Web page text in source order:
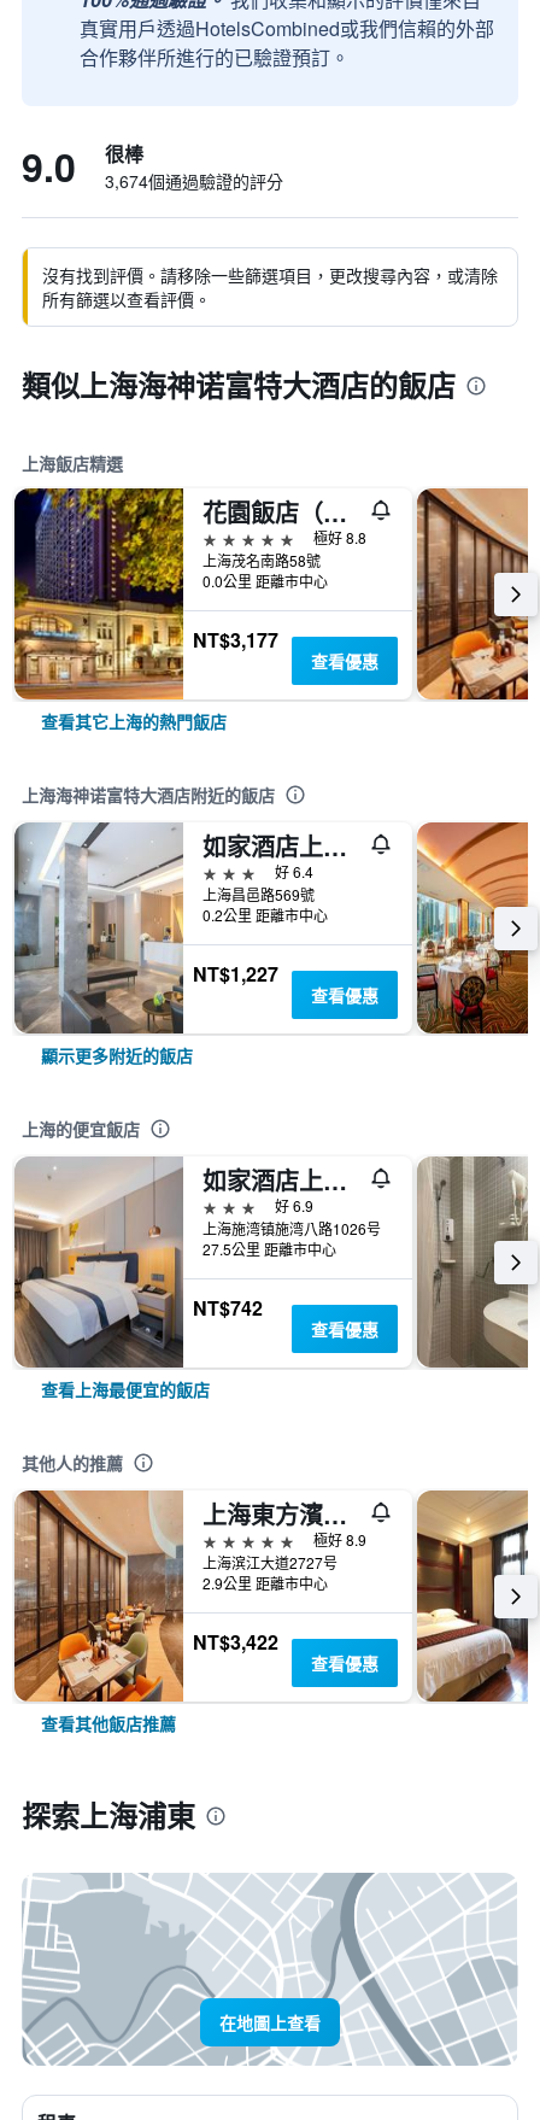
真實用戶透過HotelsCombined或我們信賴的外部
合作夥伴所進行的已驗證預訂。
9.0 很棒
3,674個通過驗證的評分
沒有找到評價。請移除一些篩選項目，更改搜尋內容，或清除
所有篩選以查看評價。
類似上海海神诺富特大酒店的飯店
上海飯店精選
花園飯店（上海）
5星級
極好 8.8
上海茂名南路58號
0.0公里 距離市中心
NT$3,177
查看優惠
查看其它上海的熱門飯店
上海海神诺富特大酒店附近的飯店
如家酒店上海陸家嘴東方明珠浦東大道地鐵站店
3星級
好 6.4
上海昌邑路569號
0.2公里 距離市中心
NT$1,227
查看優惠
顯示更多附近的飯店
上海的便宜飯店
如家酒店上海浦东机场自由贸易区店
3星級
好 6.9
上海施湾镇施湾八路1026号
27.5公里 距離市中心
NT$742
查看優惠
查看上海最便宜的飯店
其他人的推薦
上海東方濱江大酒店（上海國際會議中心）
5星級
極好 8.9
上海滨江大道2727号
2.9公里 距離市中心
NT$3,422
查看優惠
查看其他飯店推薦
探索上海浦東
在地圖上查看